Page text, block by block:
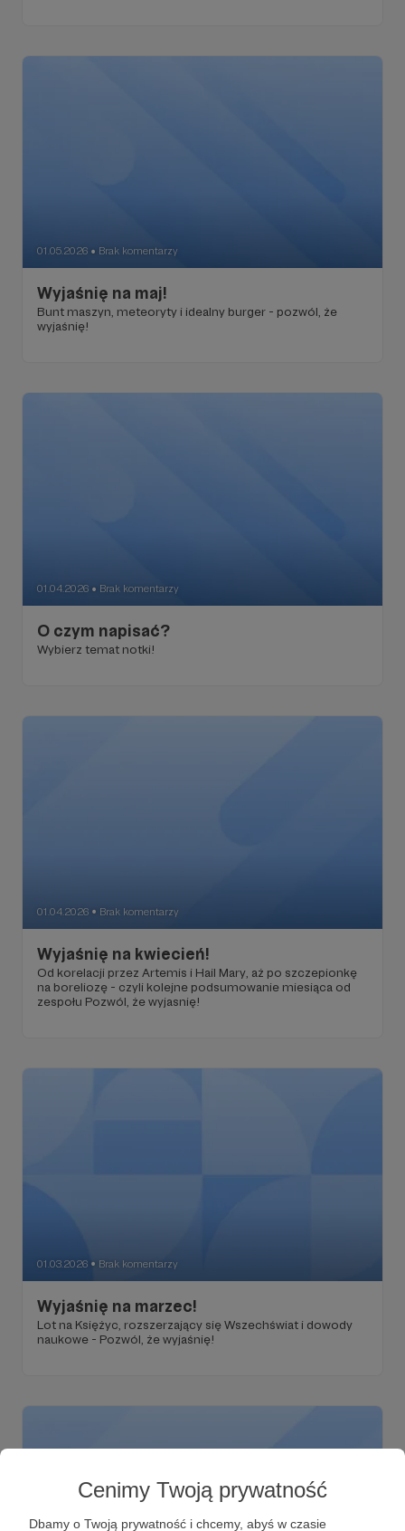
Cenimy Twoją prywatność
Dbamy o Twoją prywatność i chcemy, abyś w czasie
01.05.2026 ● Brak komentarzy
Wyjaśnię na maj!
Bunt maszyn, meteoryty i idealny burger - pozwól, że
wyjaśnię!
01.04.2026 ● Brak komentarzy
O czym napisać?
Wybierz temat notki!
01.04.2026 ● Brak komentarzy
Wyjaśnię na kwiecień!
Od korelacji przez Artemis i Hail Mary, aż po szczepionkę
na boreliozę - czyli kolejne podsumowanie miesiąca od
zespołu Pozwól, że wyjasnię!
01.03.2026 ● Brak komentarzy
Wyjaśnię na marzec!
Lot na Księżyc, rozszerzający się Wszechświat i dowody
naukowe - Pozwól, że wyjaśnię!